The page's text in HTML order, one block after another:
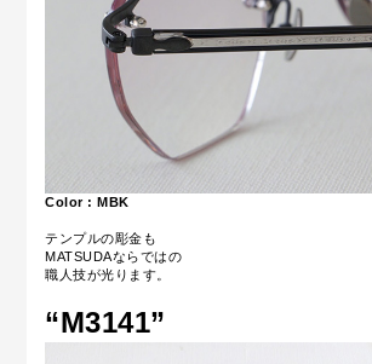
Color : MBK
テンプルの彫金も
MATSUDAならではの
職人技が光ります。
“M3141”